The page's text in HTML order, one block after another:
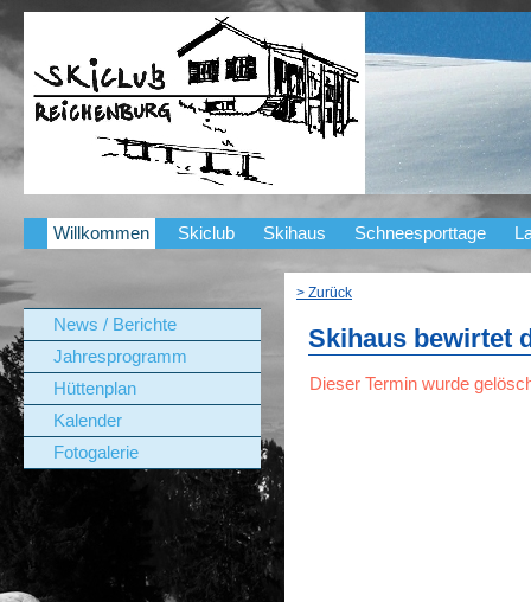
Willkommen Skiclub Skihaus Schneesporttage
News / Berichte
Jahresprogramm
Hüttenplan
Kalender
Fotogalerie
> Zurück
Skihaus bewirtet
Dieser Termin wurde